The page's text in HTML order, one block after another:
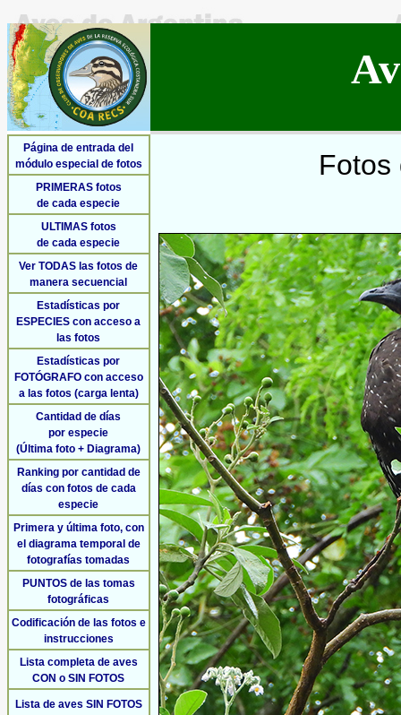
Página de entrada del
módulo especial de fotos
PRIMERAS fotos
de cada especie
ULTIMAS fotos
de cada especie
Ver TODAS las fotos de
manera secuencial
Estadísticas por
ESPECIES con acceso a
las fotos
Estadísticas por
FOTÓGRAFO con acceso
a las fotos (carga lenta)
Cantidad de días
por especie
(Última foto + Diagrama)
Ranking por cantidad de
días con fotos de cada
especie
Primera y última foto, con
el diagrama temporal de
fotografías tomadas
PUNTOS de las tomas
fotográficas
Codificación de las fotos e
instrucciones
Lista completa de aves
CON o SIN FOTOS
Lista de aves SIN FOTOS
Fotos